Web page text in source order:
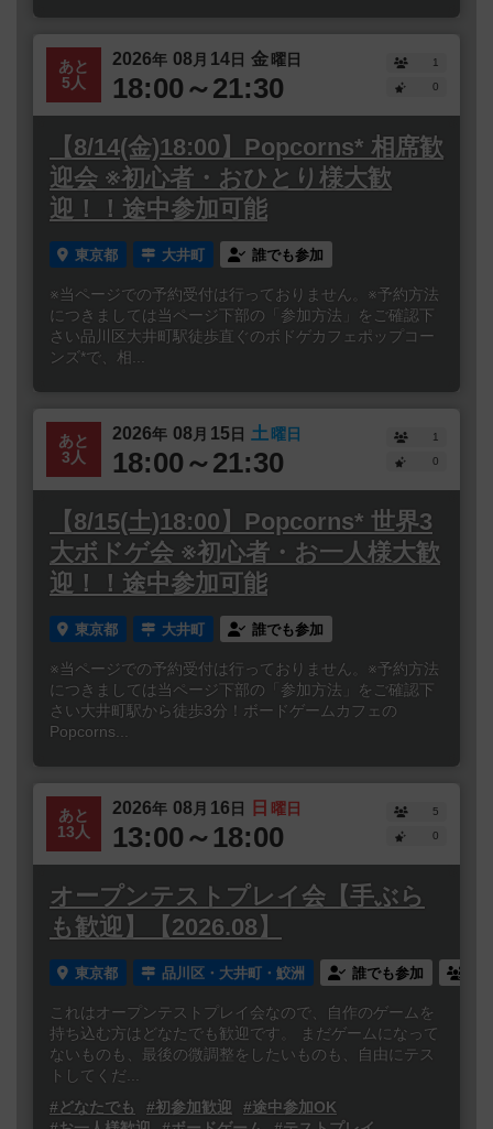
あと
5人
2026年 08 月 14日 金曜日
18:00～21:30
1
0
【8/14(金)18:00】Popcorns* 相席歓
迎会 ※初心者・おひとり様大歓
迎！！途中参加可能
東京都 大井町 誰でも参加
※当ページでの予約受付は行っておりません。※予約方法
につきましては当ページ下部の「参加方法」をご確認下
さい品川区大井町駅徒歩直ぐのボドゲカフェポップコー
ンズ*で、相...
あと
3人
2026年 08 月 15日 土曜日
18:00～21:30
1
0
【8/15(土)18:00】Popcorns* 世界3
大ボドゲ会 ※初心者・お一人様大歓
迎！！途中参加可能
東京都 大井町 誰でも参加
※当ページでの予約受付は行っておりません。※予約方法
につきましては当ページ下部の「参加方法」をご確認下
さい大井町駅から徒歩3分！ボードゲームカフェの
Popcorns...
あと
13人
2026年 08 月 16日 日 曜日
13:00～18:00
5
0
オープンテストプレイ会【手ぶら
も歓迎】【2026.08】
東京都 品川区・大井町・鮫洲 誰でも参加
これはオープンテストプレイ会なので、自作のゲームを
持ち込む方はどなたでも歓迎です。 まだゲームになって
ないものも、最後の微調整をしたいものも、自由にテス
トしてくだ...
#どなたでも
#初参加歓迎
#途中参加OK